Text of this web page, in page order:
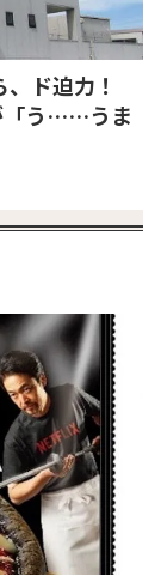
、ド迫力！
「う……うま